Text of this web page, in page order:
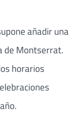
añadir una
de Montserrat.
horarios